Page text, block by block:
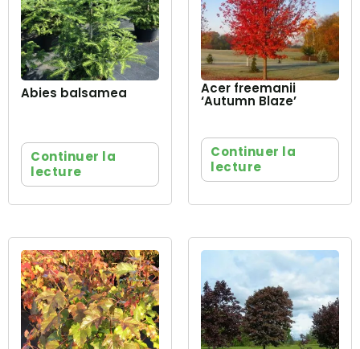
Abies balsamea
Continuer la
lecture
Acer freemanii
‘Autumn Blaze’
Continuer la
lecture